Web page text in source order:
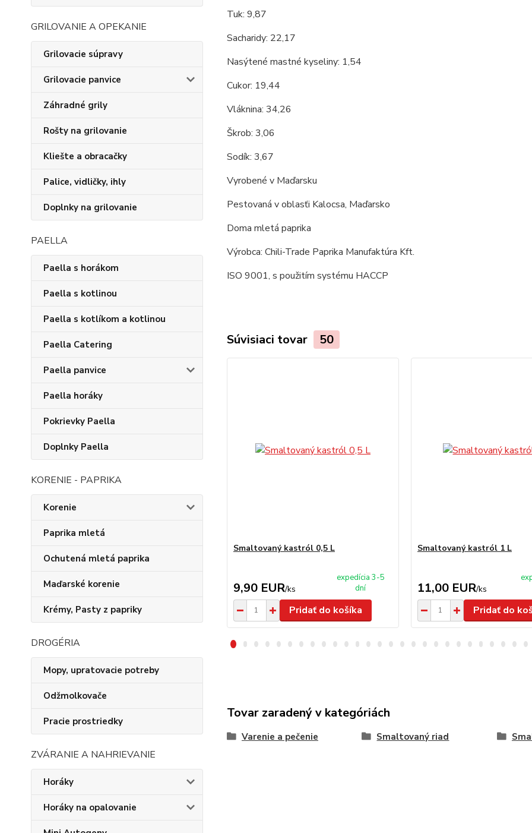
GRILOVANIE A OPEKANIE
Grilovacie súpravy
Grilovacie panvice
Záhradné grily
Rošty na grilovanie
Kliešte a obracačky
Palice, vidličky, ihly
Doplnky na grilovanie
PAELLA
Paella s horákom
Paella s kotlinou
Paella s kotlíkom a kotlinou
Paella Catering
Paella panvice
Paella horáky
Pokrievky Paella
Doplnky Paella
KORENIE - PAPRIKA
Korenie
Paprika mletá
Ochutená mletá paprika
Maďarské korenie
Krémy, Pasty z papriky
DROGÉRIA
Mopy, upratovacie potreby
Odžmolkovače
Pracie prostriedky
ZVÁRANIE A NAHRIEVANIE
Horáky
Horáky na opalovanie
Tuk: 9,87
Sacharidy: 22,17
Nasýtené mastné kyseliny: 1,54
Cukor: 19,44
Vláknina: 34,26
Škrob: 3,06
Sodík: 3,67
Vyrobené v Maďarsku
Pestovaná v oblasťi Kalocsa, Maďarsko
Doma mletá paprika
Výrobca: Chili-Trade Paprika Manufaktúra Kft.
ISO 9001, s použitím systému HACCP
Súvisiaci tovar 50
Smaltovaný kastról 0,5 L
9,90 EUR/ks
expedícia 3-5
dní
Pridať do košíka
Smaltovaný kastról 1 L
11,00 EUR/ks
Pridať do
Tovar zaradený v kategóriách
Varenie a pečenie Smaltovaný riad